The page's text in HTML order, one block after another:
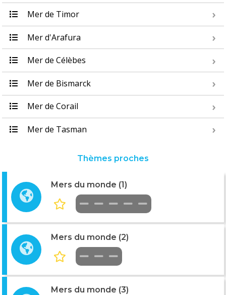
Mer de Timor
Mer d'Arafura
Mer de Célèbes
Mer de Bismarck
Mer de Corail
Mer de Tasman
Thèmes proches
Mers du monde (1)
Mers du monde (2)
Mers du monde (3)